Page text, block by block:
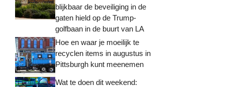
blijkbaar de beveiliging in de
gaten hield op de Trump-
golfbaan in de buurt van LA
Hoe en waar je moeilijk te
recyclen items in augustus in
Pittsburgh kunt meenemen
Wat te doen dit weekend: